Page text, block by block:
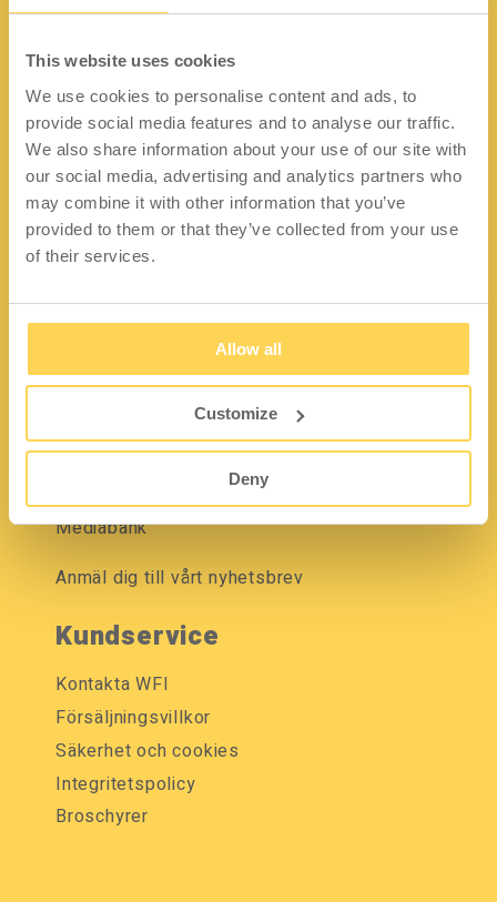
This website uses cookies
We use cookies to personalise content and ads, to
provide social media features and to analyse our traffic.
We also share information about your use of our site with
our social media, advertising and analytics partners who
may combine it with other information that you’ve
provided to them or that they’ve collected from your use
of their services.
Allow all
Customize
Deny
Kontakt
Lidängsvägen 5
335 32 Gnosjö
Org.nr: 556663-2567
Telefon:+46 (0) 370 37 13 00
Epost:info@wfiab.se
Snabblänkar
Jobba på WFI
Mediabank
Anmäl dig till vårt nyhetsbrev
Kundservice
Kontakta WFI
Försäljningsvillkor
Säkerhet och cookies
Integritetspolicy
Broschyrer